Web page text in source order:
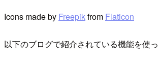
Icons made by Freepikfrom Flaticon
以下のブログで紹介されている機能を使